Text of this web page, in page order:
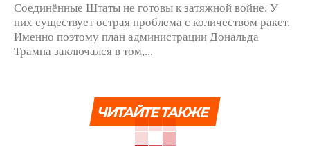
Соединённые Штаты не готовы к затяжной войне. У
них существует острая проблема с количеством ракет.
Именно поэтому план администрации Дональда
Трампа заключался в том,...
ЧИТАЙТЕ ТАКЖЕ